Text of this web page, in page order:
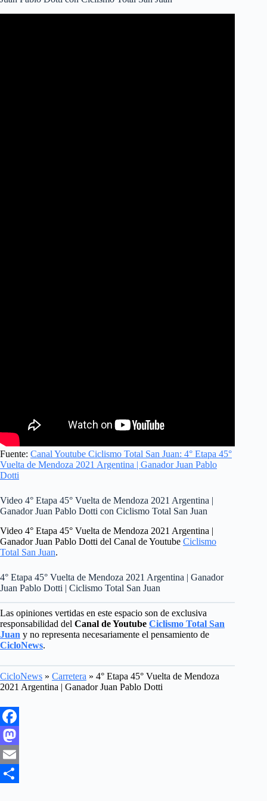
Fuente: Canal Youtube Ciclismo Total San Juan: 4° Etapa 45°
Vuelta de Mendoza 2021 Argentina | Ganador Juan Pablo
Dotti
Video 4° Etapa 45° Vuelta de Mendoza 2021 Argentina |
Ganador Juan Pablo Dotti con Ciclismo Total San Juan
Video 4° Etapa 45° Vuelta de Mendoza 2021 Argentina |
Ganador Juan Pablo Dotti del Canal de Youtube Ciclismo
Total San Juan.
4° Etapa 45° Vuelta de Mendoza 2021 Argentina | Ganador
Juan Pablo Dotti | Ciclismo Total San Juan
Las opiniones vertidas en este espacio son de exclusiva
responsabilidad del Canal de Youtube Ciclismo Total San
Juan y no representa necesariamente el pensamiento de
CicloNews.
CicloNews » Carretera » 4° Etapa 45° Vuelta de Mendoza
2021 Argentina | Ganador Juan Pablo Dotti
F
a
c
M
aE